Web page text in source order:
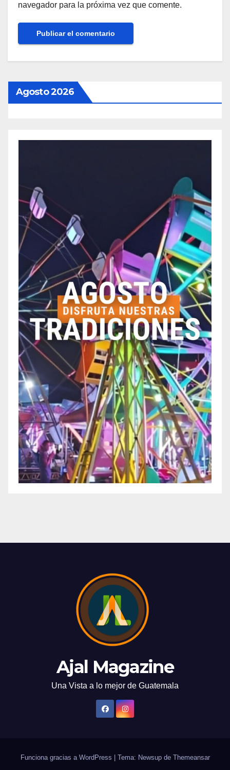
navegador para la próxima vez que comente.
Agosto 2026
Ajal Magazine
Una Vista a lo mejor de Guatemala
Funciona gracias a WordPress Tema: Newsup de Themeansar